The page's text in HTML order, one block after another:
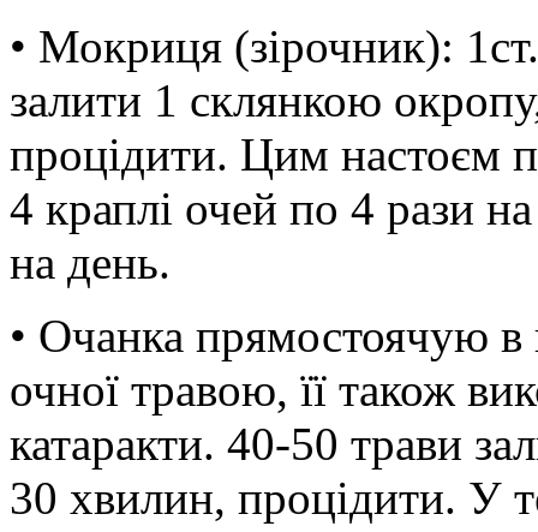
• Мокриця (зірочник):
залити 1 склянкою
процідити. Цим настоєм
4 краплі очей по 4 рази
на день.
• Очанка прямостоячую в
очної травою, її також
катаракти. 40-50 трави
30 хвилин, процідити. У